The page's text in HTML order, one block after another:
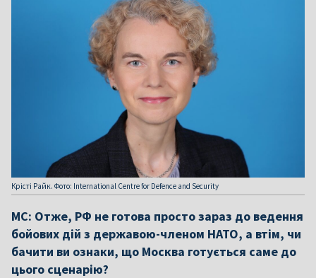
Крісті Райк. Фото: International Centre for Defence and Security
МС: Отже, РФ не готова просто зараз до ведення
бойових дій з державою-членом НАТО, а втім, чи
бачити ви ознаки, що Москва готується саме до
цього сценарію?